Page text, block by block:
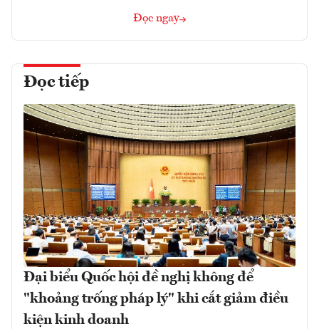
Đọc ngay
Đọc tiếp
Đại biểu Quốc hội đề nghị không để
"khoảng trống pháp lý" khi cắt giảm điều
kiện kinh doanh